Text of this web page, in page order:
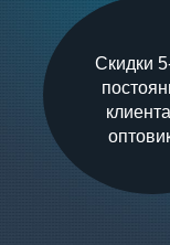
Скидки